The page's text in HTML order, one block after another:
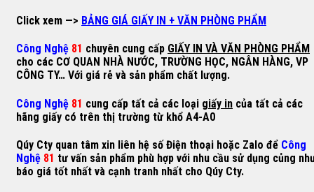
Click xem —> BẢNG GIÁ GIẤY IN + VĂN PHÒNG PHẨM
Công Nghệ 81 chuyên cung cấp GIẤY IN VÀ VĂN PHÒNG PHẨM
cho các CƠ QUAN NHÀ NƯỚC, TRƯỜNG HỌC, NGÂN HÀNG, VP
CÔNG TY… Với giá rẻ và sản phẩm chất lượng.
Công Nghệ 81 cung cấp tất cả các loại giấy in của tất cả các
hãng giấy có trên thị trường từ khổ A4-A0
Qúy Cty quan tâm xin liên hệ số Điện thoại hoặc Zalo để Công
Nghệ 81 tư vấn sản phẩm phù hợp với nhu cầu sử dụng củng
báo giá tốt nhất và cạnh tranh nhất cho Qúy Cty.